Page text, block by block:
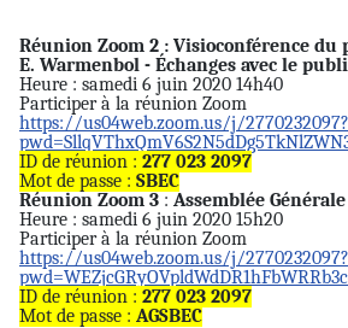
Réunion Zoom 2 : Visioconférence du
E. Warmenbol - Échanges avec le
Heure : samedi 6 juin 2020 14h40
Participer à la réunion Zoom
https://us04web.zoom.us/j/2770232097?
ID de réunion : 277 023 2097
Mot de passe : SBEC
Réunion Zoom 3 : Assemblée Générale
Heure : samedi 6 juin 2020 15h20
Participer à la réunion Zoom
https://us04web.zoom.us/j/2770232097?
ID de réunion : 277 023 2097
Mot de passe : AGSBEC